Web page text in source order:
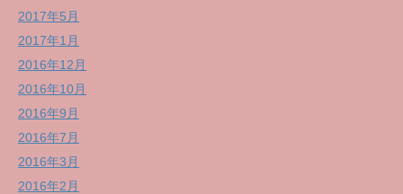
2017年5月
2017年1月
2016年12月
2016年10月
2016年9月
2016年7月
2016年3月
2016年2月